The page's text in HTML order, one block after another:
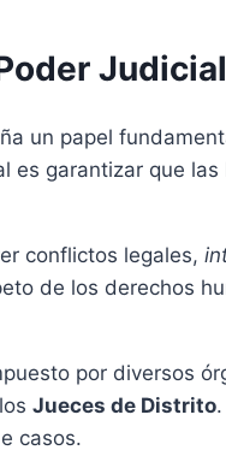
un papel
es garantizar que
conflictos legales,
de los derechos
por diversos
Jueces de Distrito
casos.